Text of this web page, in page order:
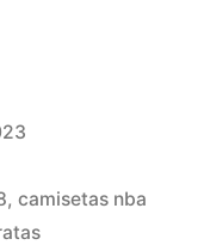
, camisetas nba